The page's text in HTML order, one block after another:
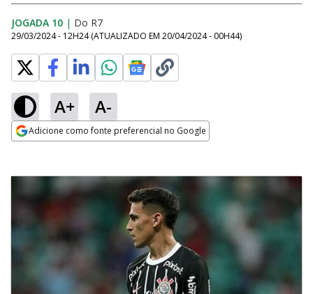
JOGADA 10 | Do R7
29/03/2024 - 12H24 (ATUALIZADO EM 20/04/2024 - 00H44)
A+ A-
Adicione como fonte preferencial no Google